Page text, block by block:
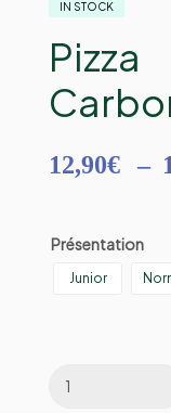
IN STOCK
Pizza
12,90€ –
Présentation
Junior